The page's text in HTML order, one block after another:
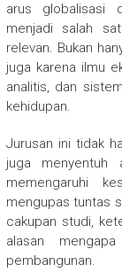
arus globalisasi
menjadi salah
relevan. Bukan
juga karena ilmu
analitis, dan
kehidupan.
Jurusan ini tidak
juga menyentuh
memengaruhi
mengupas tuntas
cakupan studi,
alasan
pembangunan.